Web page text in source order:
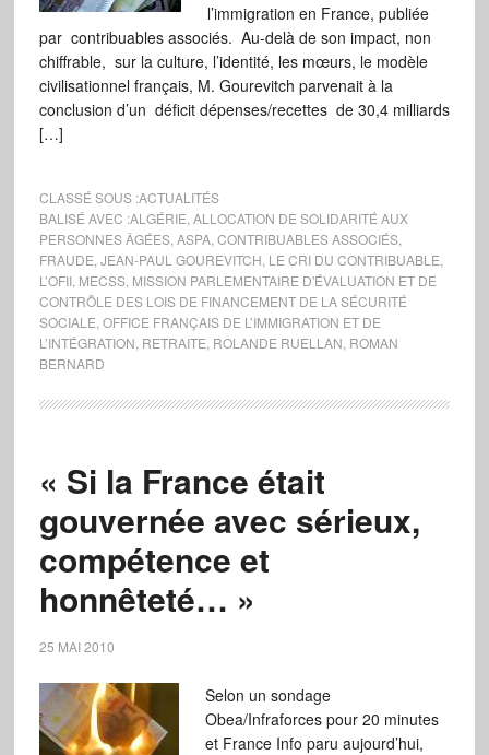
l’immigration en France, publiée
par contribuables associés. Au-delà de son impact, non
chiffrable, sur la culture, l’identité, les mœurs, le modèle
civilisationnel français, M. Gourevitch parvenait à la
conclusion d’un déficit dépenses/recettes de 30,4 milliards
[…]
CLASSÉ SOUS :ACTUALITÉS
BALISÉ AVEC :ALGÉRIE ALLOCATION DE SOLIDARITÉ AUX
PERSONNES ÂGÉES, ASPA, CONTRIBUABLES ASSOCIÉS,
FRAUDE JEAN-PAUL GOUREVITCH LE CRI DU CONTRIBUABLE
L’OFII, MECSS, MISSION PARLEMENTAIRE D'ÉVALUATION ET DE
CONTRÔLE DES LOIS DE FINANCEMENT DE LA SÉCURITÉ
SOCIALE OFFICE FRANÇAIS DE L’IMMIGRATION ET DE
L’INTÉGRATION RETRAITE ROLANDE RUELLAN ROMAN
BERNARD
« Si la France était
gouvernée avec sérieux,
compétence et
honnêteté… »
25 MAI 2010
Selon un sondage
Obea/Infraforces pour 20 minutes
et France Info paru aujourd’hui,